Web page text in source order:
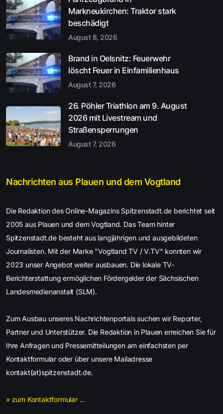
Markneukirchen: Traktor stark
beschädigt
August 8, 2026
Brand in Oelsnitz: Feuerwehr
löscht Feuer in Einfamilienhaus
August 7, 2026
26. Pöhler Triathlon am 9. August
2026 mit Livestream und
Straßensperrungen
August 7, 2026
Nachrichten aus Plauen und dem Vogtland
Die Redaktion des Online-Magazins Spitzenstadt.de berichtet seit
2005 aus Plauen und dem Vogtland. Das Team hinter
Spitzenstadt.de besteht aus langjährigen und ausgebildeten
Journalisten. Mit der Marke "Vogtland TV / V.TV" konnten wir
2023 unser Angebot weiter ausbauen. Die lokale TV-
Berichterstattung ermöglichen Fördergelder der Sächsischen
Landesmedienanstalt (SLM).
Zum Ausbau unseres Nachrichtenportals suchen wir Reporter,
Partner und Unterstützer. Die Redaktion in Plauen erreichen Sie für
Ihre Anfragen und Pressemitteilungen am einfachsten per
Kontaktformular oder über unsere Mailadresse
kontakt(at)spitzenstadt.de.
» zum Kontaktformular ...